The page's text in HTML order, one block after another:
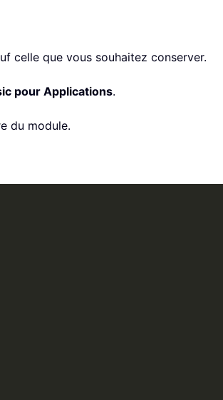
celle que vous souhaitez conserver.
pour Applications.
du module.